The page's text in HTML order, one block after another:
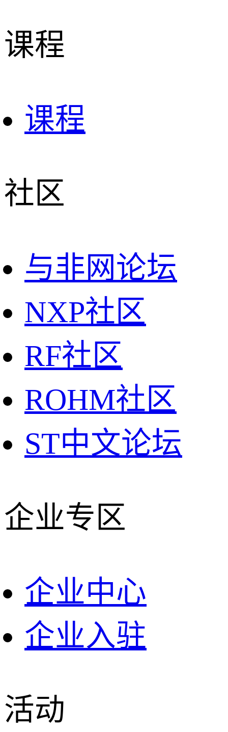
课程
课程
社区
与非网论坛
NXP社区
RF社区
ROHM社区
ST中文论坛
企业专区
企业中心
企业入驻
活动